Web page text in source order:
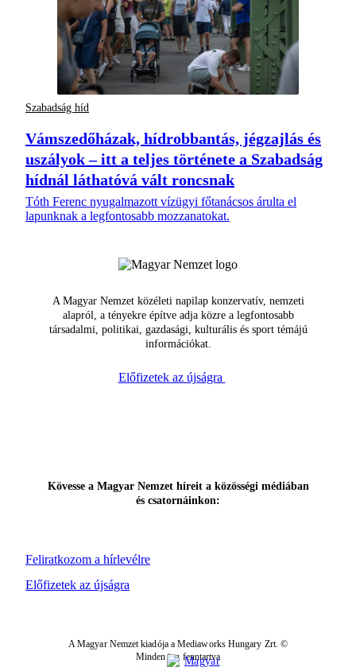
Szabadság híd
Vámszedőházak, hídrobbantás, jégzajlás és
uszályok – itt a teljes története a Szabadság
hídnál láthatóvá vált roncsnak
Tóth Ferenc nyugalmazott vízügyi főtanácsos árulta el
lapunknak a legfontosabb mozzanatokat.
A Magyar Nemzet közéleti napilap konzervatív, nemzeti
alapról, a tényekre építve adja közre a legfontosabb
társadalmi, politikai, gazdasági, kulturális és sport témájú
információkat.
Előfizetek az újságra
Feliratkozom a hírlevélre
Kövesse a Magyar Nemzet híreit a közösségi médiában
és csatornáinkon:
Előfizetek az újságra
A Magyar Nemzet kiadója a Mediaworks Hungary Zrt. ©
Minden jog fenntartva